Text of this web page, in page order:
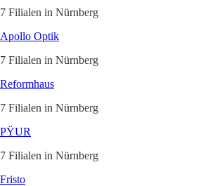
7 Filialen in Nürnberg
Apollo Optik
7 Filialen in Nürnberg
Reformhaus
7 Filialen in Nürnberg
PŸUR
7 Filialen in Nürnberg
Fristo